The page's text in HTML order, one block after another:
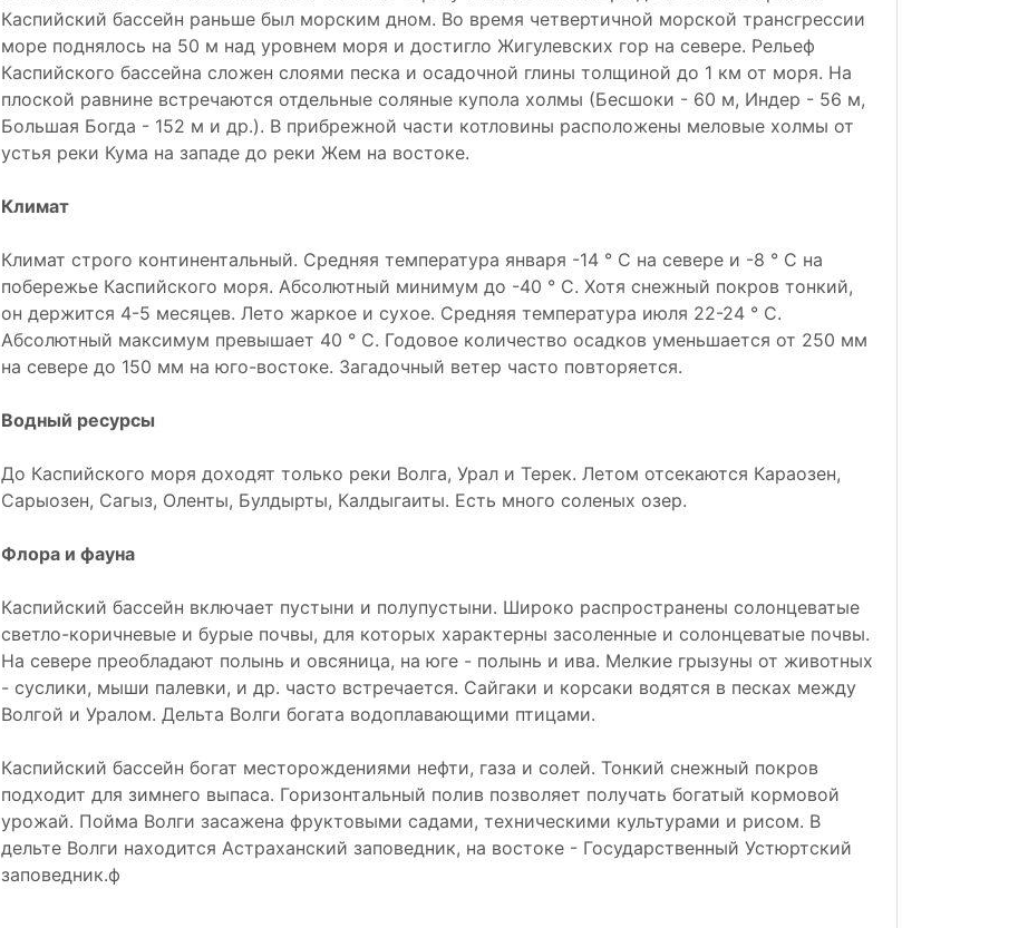
Каспийский бассейн раньше был морским дном. Во время четвертичной морской трансгрессии
море поднялось на 50 м над уровнем моря и достигло Жигулевских гор на севере. Рельеф
Каспийского бассейна сложен слоями песка и осадочной глины толщиной до 1 км от моря. На
плоской равнине встречаются отдельные соляные купола холмы (Бесшоки - 60 м, Индер - 56 м,
Большая Богда - 152 м и др.). В прибрежной части котловины расположены меловые холмы от
устья реки Кума на западе до реки Жем на востоке.
Климат
Климат строго континентальный. Средняя температура января -14 ° С на севере и -8 ° С на
побережье Каспийского моря. Абсолютный минимум до -40 ° С. Хотя снежный покров тонкий,
он держится 4-5 месяцев. Лето жаркое и сухое. Средняя температура июля 22-24 ° С.
Абсолютный максимум превышает 40 ° C. Годовое количество осадков уменьшается от 250 мм
на севере до 150 мм на юго-востоке. Загадочный ветер часто повторяется.
Водный ресурсы
До Каспийского моря доходят только реки Волга, Урал и Терек. Летом отсекаются Караозен,
Сарыозен, Сагыз, Оленты, Булдырты, Калдыгаиты. Есть много соленых озер.
Флора и фауна
Каспийский бассейн включает пустыни и полупустыни. Широко распространены солонцеватые
светло-коричневые и бурые почвы, для которых характерны засоленные и солонцеватые почвы.
На севере преобладают полынь и овсяница, на юге - полынь и ива. Мелкие грызуны от животных
- суслики, мыши палевки, и др. часто встречается. Сайгаки и корсаки водятся в песках между
Волгой и Уралом. Дельта Волги богата водоплавающими птицами.
Каспийский бассейн богат месторождениями нефти, газа и солей. Тонкий снежный покров
подходит для зимнего выпаса. Горизонтальный полив позволяет получать богатый кормовой
урожай. Пойма Волги засажена фруктовыми садами, техническими культурами и рисом. В
дельте Волги находится Астраханский заповедник, на востоке - Государственный Устюртский
заповедник.ф